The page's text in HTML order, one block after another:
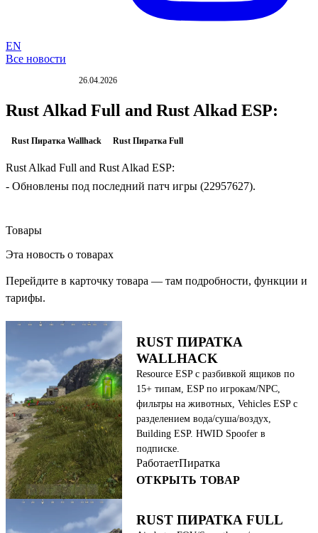
EN
Все новости
26.04.2026
Rust Alkad Full and Rust Alkad ESP:
Rust Пиратка Wallhack Rust Пиратка Full
Rust Alkad Full and Rust Alkad ESP:
- Обновлены под последний патч игры (22957627).
Товары
Эта новость о товарах
Перейдите в карточку товара — там подробности, функции и
тарифы.
RUST ПИРАТКА
WALLHACK
Resource ESP с разбивкой ящиков по
15+ типам, ESP по игрокам/NPC,
фильтры на животных, Vehicles ESP с
разделением вода/суша/воздух,
Building ESP. HWID Spoofer в
подписке.
РаботаетПиратка
ОТКРЫТЬ ТОВАР
RUST ПИРАТКА FULL